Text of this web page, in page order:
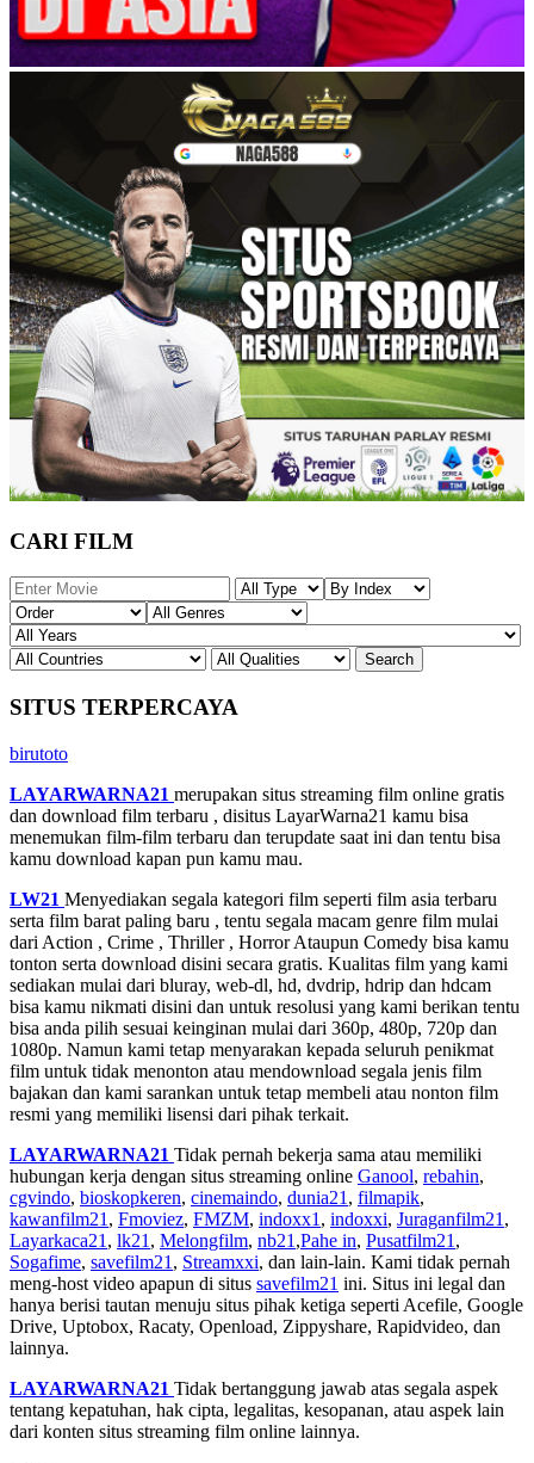
CARI FILM
SITUS TERPERCAYA
birutoto
LAYARWARNA21 merupakan situs streaming film online gratis
dan download film terbaru , disitus LayarWarna21 kamu bisa
menemukan film-film terbaru dan terupdate saat ini dan tentu bisa
kamu download kapan pun kamu mau.
LW21 Menyediakan segala kategori film seperti film asia terbaru
serta film barat paling baru , tentu segala macam genre film mulai
dari Action , Crime , Thriller , Horror Ataupun Comedy bisa kamu
tonton serta download disini secara gratis. Kualitas film yang kami
sediakan mulai dari bluray, web-dl, hd, dvdrip, hdrip dan hdcam
bisa kamu nikmati disini dan untuk resolusi yang kami berikan tentu
bisa anda pilih sesuai keinginan mulai dari 360p, 480p, 720p dan
1080p. Namun kami tetap menyarakan kepada seluruh penikmat
film untuk tidak menonton atau mendownload segala jenis film
bajakan dan kami sarankan untuk tetap membeli atau nonton film
resmi yang memiliki lisensi dari pihak terkait.
LAYARWARNA21 Tidak pernah bekerja sama atau memiliki
hubungan kerja dengan situs streaming online Ganool, rebahin,
cgvindo, bioskopkeren, cinemaindo, dunia21 , filmapik,
kawanfilm21 , Fmoviez, FMZM, indoxx1 , indoxxi, Juraganfilm21 ,
Layarkaca21 , lk21 , Melongfilm, nb21 ,Pahe in, Pusatfilm21 ,
Sogafime, savefilm21 , Streamxxi, dan lain-lain. Kami tidak pernah
meng-host video apapun di situs savefilm21 ini. Situs ini legal dan
hanya berisi tautan menuju situs pihak ketiga seperti Acefile, Google
Drive, Uptobox, Racaty, Openload, Zippyshare, Rapidvideo, dan
lainnya.
LAYARWARNA21 Tidak bertanggung jawab atas segala aspek
tentang kepatuhan, hak cipta, legalitas, kesopanan, atau aspek lain
dari konten situs streaming film online lainnya.